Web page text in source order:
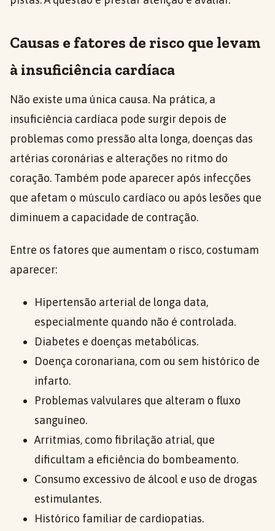
Causas e fatores de risco que levam
à insuficiência cardíaca
Não existe uma única causa. Na prática, a
insuficiência cardíaca pode surgir depois de
problemas como pressão alta longa, doenças das
artérias coronárias e alterações no ritmo do
coração. Também pode aparecer após infecções
que afetam o músculo cardíaco ou após lesões que
diminuem a capacidade de contração.
Entre os fatores que aumentam o risco, costumam
aparecer:
Hipertensão arterial de longa data,
especialmente quando não é controlada.
Diabetes e doenças metabólicas.
Doença coronariana, com ou sem histórico de
infarto.
Problemas valvulares que alteram o fluxo
sanguíneo.
Arritmias, como fibrilação atrial, que
dificultam a eficiência do bombeamento.
Consumo excessivo de álcool e uso de drogas
estimulantes.
Histórico familiar de cardiopatias.